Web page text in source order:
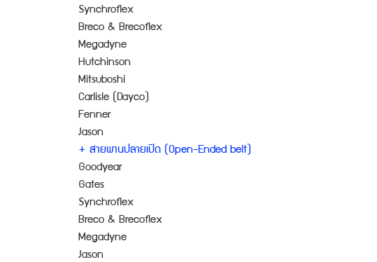
Synchroflex
Breco & Brecoflex
Megadyne
Hutchinson
Mitsuboshi
Carlisle (Dayco)
Fenner
Jason
+ สายพานปลายเปิด (Open-Ended belt)
Goodyear
Gates
Synchroflex
Breco & Brecoflex
Megadyne
Jason